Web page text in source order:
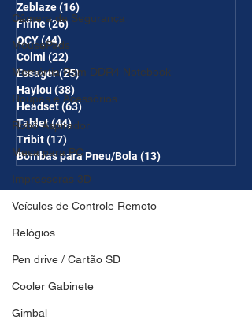
Câmera de Segurança
MousePads
Memórtia Ram DDR4 Notebook
Roupas e Acessórios
Robô Aspirador
Mesa para PC
Impressoras 3D
Veículos de Controle Remoto
Relógios
Pen drive / Cartão SD
Cooler Gabinete
Gimbal
Zeblaze(16)
Fifine(26) 26 posts
QCY(44)44 posts
Colmi (22)
Essager(25)25 posts
Haylou(38)
Headset(63)63 posts
Tablet(44)44 posts
Tribit(17)
Bombas para Pneu/Bola (13)